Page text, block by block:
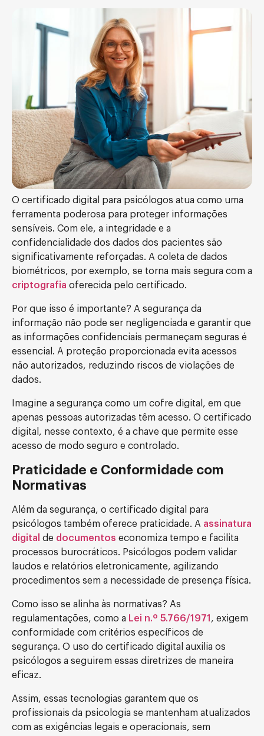
O certificado digital para psicólogos atua como uma
ferramenta poderosa para proteger informações
sensíveis. Com ele, a integridade e a
confidencialidade dos dados dos pacientes são
significativamente reforçadas. A coleta de dados
biométricos, por exemplo, se torna mais segura com a
criptografia oferecida pelo certificado.
Por que isso é importante? A segurança da
informação não pode ser negligenciada e garantir que
as informações confidenciais permaneçam seguras é
essencial. A proteção proporcionada evita acessos
não autorizados, reduzindo riscos de violações de
dados.
Imagine a segurança como um cofre digital, em que
apenas pessoas autorizadas têm acesso. O certificado
digital, nesse contexto, é a chave que permite esse
acesso de modo seguro e controlado.
Praticidade e Conformidade com
Normativas
Além da segurança, o certificado digital para
psicólogos também oferece praticidade. A assinatura
digital de documentos economiza tempo e facilita
processos burocráticos. Psicólogos podem validar
laudos e relatórios eletronicamente, agilizando
procedimentos sem a necessidade de presença física.
Como isso se alinha às normativas? As
regulamentações, como a Lei n.º 5.766/1971 , exigem
conformidade com critérios específicos de
segurança. O uso do certificado digital auxilia os
psicólogos a seguirem essas diretrizes de maneira
eficaz.
Assim, essas tecnologias garantem que os
profissionais da psicologia se mantenham atualizados
com as exigências legais e operacionais, sem